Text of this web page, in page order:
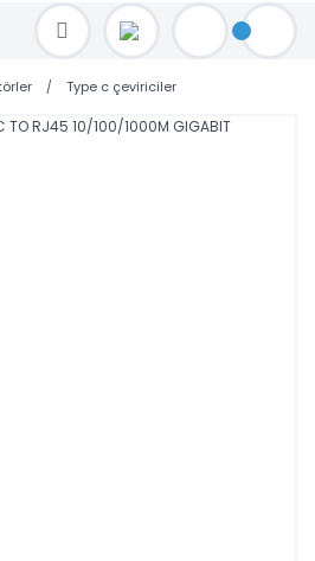
satis@toptanbilgisayar.net MAİL ATINIZ.
GÜN KARGO İLE GÖNDERİYORUZ!
Type c çeviriciler